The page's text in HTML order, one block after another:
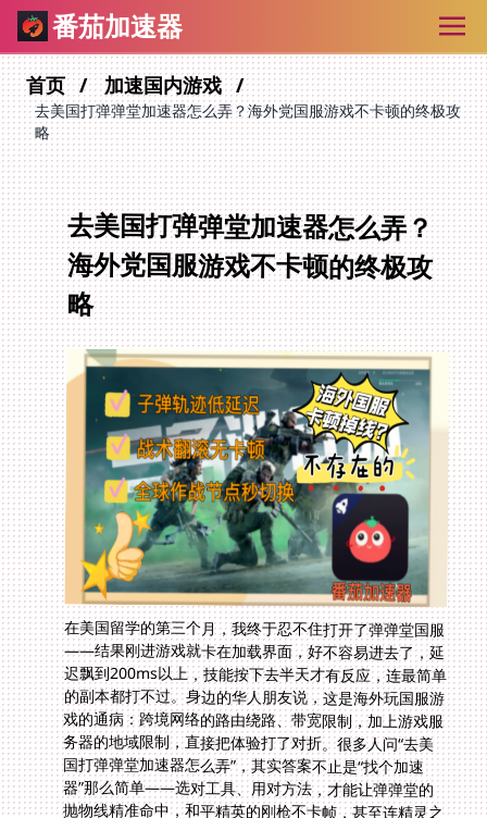
番茄加速器
首页 加速国内游戏
去美国打弹弹堂加速器怎么弄？海外党国服游戏不卡顿的终极攻
略
去美国打弹弹堂加速器怎么弄？
海外党国服游戏不卡顿的终极攻
略
在美国留学的第三个月，我终于忍不住打开了弹弹堂国服
——结果刚进游戏就卡在加载界面，好不容易进去了，延
迟飘到200ms以上，技能按下去半天才有反应，连最简单
的副本都打不过。身边的华人朋友说，这是海外玩国服游
戏的通病：跨境网络的路由绕路、带宽限制，加上游戏服
务器的地域限制，直接把体验打了对折。很多人问“去美
国打弹弹堂加速器怎么弄”，其实答案不止是“找个加速
器”那么简单——选对工具、用对方法，才能让弹弹堂的
抛物线精准命中，和平精英的刚枪不卡帧，甚至连精灵之
境这种小众手游也能秒加载。这篇攻略会从弹弹堂的具体
操作讲起，覆盖和平精英、精灵之境的问题，也会分享我